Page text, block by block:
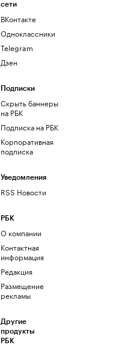
сети
ВКонтакте
Одноклассники
Telegram
Дзен
Подписки
Скрыть баннеры
на РБК
Подписка на РБК
Корпоративная
подписка
Уведомления
RSS Новости
РБК
О компании
Контактная
информация
Редакция
Размещение
рекламы
Другие
продукты
РБК